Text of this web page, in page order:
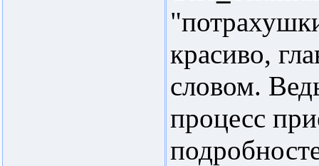
красиво,
словом.
процесс